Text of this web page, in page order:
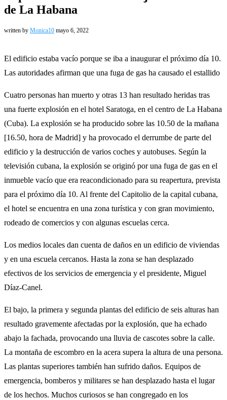
de La Habana
written by Monica10 mayo 6, 2022
El edificio estaba vacío porque se iba a inaugurar el próximo día 10.
Las autoridades afirman que una fuga de gas ha causado el estallido
Cuatro personas han muerto y otras 13 han resultado heridas tras
una fuerte explosión en el hotel Saratoga, en el centro de La Habana
(Cuba). La explosión se ha producido sobre las 10.50 de la mañana
[16.50, hora de Madrid] y ha provocado el derrumbe de parte del
edificio y la destrucción de varios coches y autobuses. Según la
televisión cubana, la explosión se originó por una fuga de gas en el
inmueble vacío que era reacondicionado para su reapertura, prevista
para el próximo día 10. Al frente del Capitolio de la capital cubana,
el hotel se encuentra en una zona turística y con gran movimiento,
rodeado de comercios y con algunas escuelas cerca.
Los medios locales dan cuenta de daños en un edificio de viviendas
y en una escuela cercanos. Hasta la zona se han desplazado
efectivos de los servicios de emergencia y el presidente, Miguel
Díaz-Canel.
El bajo, la primera y segunda plantas del edificio de seis alturas han
resultado gravemente afectadas por la explosión, que ha echado
abajo la fachada, provocando una lluvia de cascotes sobre la calle.
La montaña de escombro en la acera supera la altura de una persona.
Las plantas superiores también han sufrido daños. Equipos de
emergencia, bomberos y militares se han desplazado hasta el lugar
de los hechos. Muchos curiosos se han congregado en los